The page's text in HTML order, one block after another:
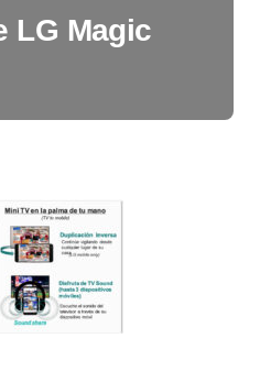
LG Magic